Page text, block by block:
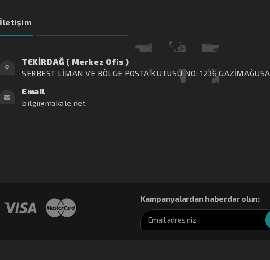
İletişim
TEKİRDAĞ ( Merkez Ofis )
SERBEST LİMAN VE BÖLGE POSTA KUTUSU NO: 1236 GAZİMAĞUSA
Email
bilgi@makale.net
Kampanyalardan haberdar olun: